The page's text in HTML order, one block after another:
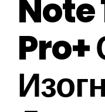
Note
Pro+